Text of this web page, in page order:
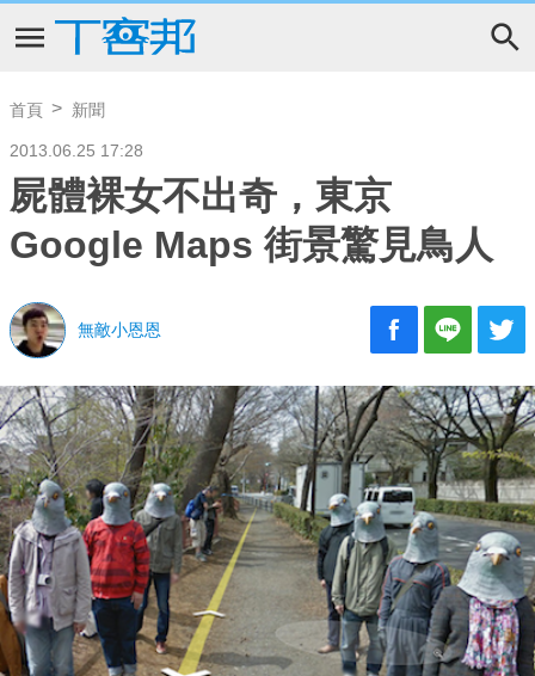
首頁 新聞
2013.06.25 17:28
屍體裸女不出奇，東京
Google Maps 街景驚見鳥人
無敵小恩恩